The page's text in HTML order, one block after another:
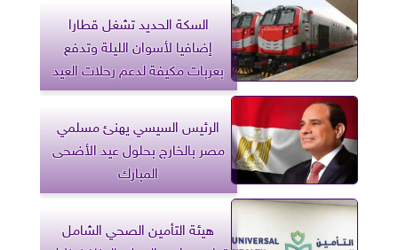
​السكة الحديد تشغل قطارا
إضافيا لأسوان الليلة وتدفع
بعربات مكيفة لدعم رحلات العيد
الرئيس السيسي يهنئ مسلمي
مصر بالخارج بحلول عيد الأضحى
المبارك
هيئة التأمين الصحي الشامل